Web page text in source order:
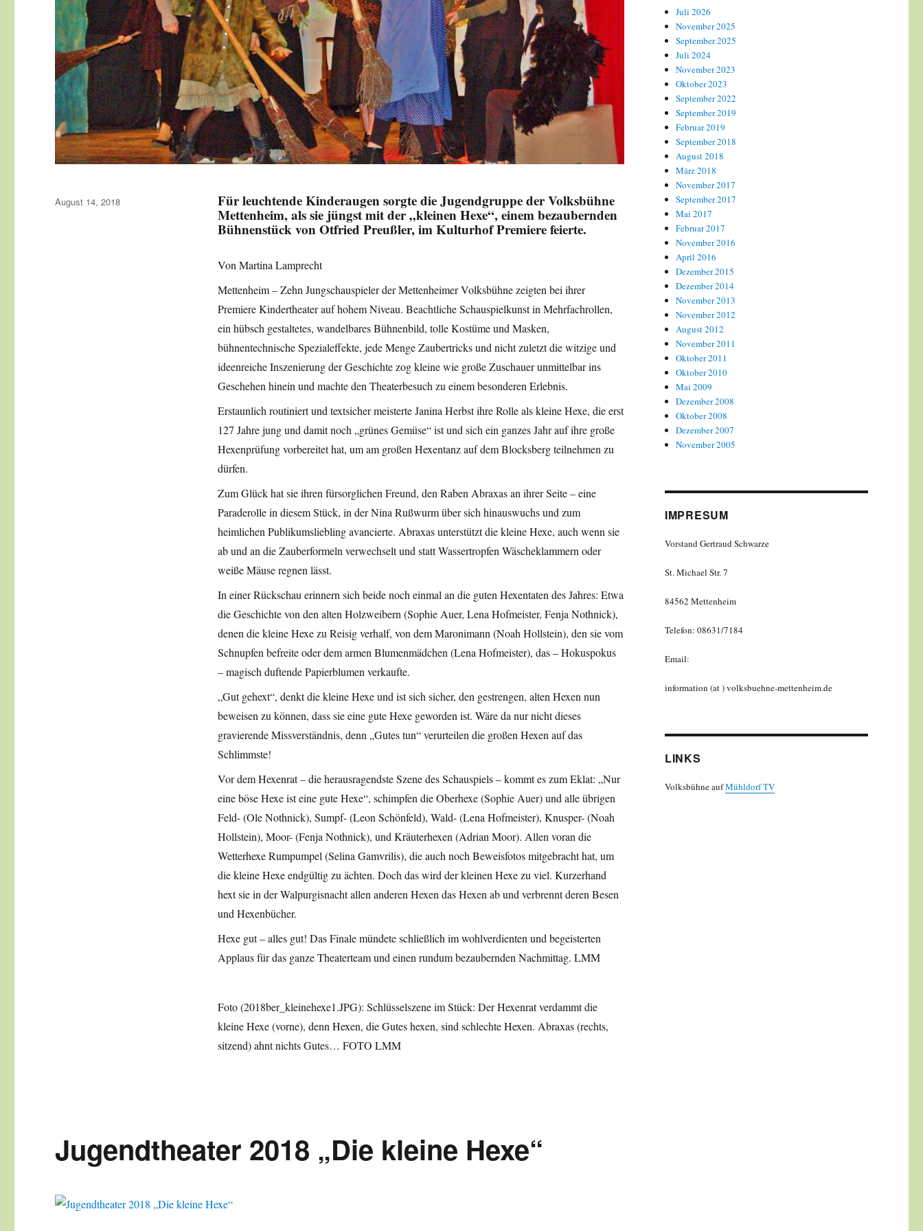
Für leuchtende Kinderaugen sorgte die Jugendgruppe der Volksbühne
Mettenheim, als sie jüngst mit der „kleinen Hexe“, einem bezaubernden
Bühnenstück von Otfried Preußler, im Kulturhof Premiere feierte.
Von Martina Lamprecht
Mettenheim – Zehn Jungschauspieler der Mettenheimer Volksbühne zeigten bei ihrer
Premiere Kindertheater auf hohem Niveau. Beachtliche Schauspielkunst in Mehrfachrollen,
ein hübsch gestaltetes, wandelbares Bühnenbild, tolle Kostüme und Masken,
bühnentechnische Spezialeffekte, jede Menge Zaubertricks und nicht zuletzt die witzige und
ideenreiche Inszenierung der Geschichte zog kleine wie große Zuschauer unmittelbar ins
Geschehen hinein und machte den Theaterbesuch zu einem besonderen Erlebnis.
Erstaunlich routiniert und textsicher meisterte Janina Herbst ihre Rolle als kleine Hexe, die erst
127 Jahre jung und damit noch „grünes Gemüse“ ist und sich ein ganzes Jahr auf ihre große
Hexenprüfung vorbereitet hat, um am großen Hexentanz auf dem Blocksberg teilnehmen zu
dürfen.
Zum Glück hat sie ihren fürsorglichen Freund, den Raben Abraxas an ihrer Seite – eine
Paraderolle in diesem Stück, in der Nina Rußwurm über sich hinauswuchs und zum
heimlichen Publikumsliebling avancierte. Abraxas unterstützt die kleine Hexe, auch wenn sie
ab und an die Zauberformeln verwechselt und statt Wassertropfen Wäscheklammern oder
weiße Mäuse regnen lässt.
In einer Rückschau erinnern sich beide noch einmal an die guten Hexentaten des Jahres: Etwa
die Geschichte von den alten Holzweibern (Sophie Auer, Lena Hofmeister, Fenja Nothnick),
denen die kleine Hexe zu Reisig verhalf, von dem Maronimann (Noah Hollstein), den sie vom
Schnupfen befreite oder dem armen Blumenmädchen (Lena Hofmeister), das – Hokuspokus
– magisch duftende Papierblumen verkaufte.
„Gut gehext“, denkt die kleine Hexe und ist sich sicher, den gestrengen, alten Hexen nun
beweisen zu können, dass sie eine gute Hexe geworden ist. Wäre da nur nicht dieses
gravierende Missverständnis, denn „Gutes tun“ verurteilen die großen Hexen auf das
Schlimmste!
Vor dem Hexenrat – die herausragendste Szene des Schauspiels – kommt es zum Eklat: „Nur
eine böse Hexe ist eine gute Hexe“, schimpfen die Oberhexe (Sophie Auer) und alle übrigen
Feld- (Ole Nothnick), Sumpf- (Leon Schönfeld), Wald- (Lena Hofmeister), Knusper- (Noah
Hollstein), Moor- (Fenja Nothnick), und Kräuterhexen (Adrian Moor). Allen voran die
Wetterhexe Rumpumpel (Selina Gamvrilis), die auch noch Beweisfotos mitgebracht hat, um
die kleine Hexe endgültig zu ächten. Doch das wird der kleinen Hexe zu viel. Kurzerhand
hext sie in der Walpurgisnacht allen anderen Hexen das Hexen ab und verbrennt deren Besen
und Hexenbücher.
Hexe gut – alles gut! Das Finale mündete schließlich im wohlverdienten und begeisterten
Applaus für das ganze Theaterteam und einen rundum bezaubernden Nachmittag. LMM
Foto (2018ber_kleinehexe1.JPG): Schlüsselszene im Stück: Der Hexenrat verdammt die
kleine Hexe (vorne), denn Hexen, die Gutes hexen, sind schlechte Hexen. Abraxas (rechts,
sitzend) ahnt nichts Gutes… FOTO LMM
Veröffentlicht
August 14, 2018
Jugendtheater 2018 „Die kleine Hexe“
Juli 2026
November 2025
September 2025
Juli 2024
November 2023
Oktober 2023
September 2022
September 2019
Februar 2019
September 2018
August 2018
März 2018
November 2017
September 2017
Mai 2017
Februar 2017
November 2016
April 2016
Dezember 2015
Dezember 2014
November 2013
November 2012
August 2012
November 2011
Oktober 2011
Oktober 2010
Mai 2009
Dezember 2008
Oktober 2008
Dezember 2007
November 2005
IMPRESUM
Vorstand Gertraud Schwarze
St. Michael Str. 7
84562 Mettenheim
Telefon: 08631/7184
Email:
information (at ) volksbuehne-mettenheim.de
LINKS
Volksbühne aufMühldorf TV